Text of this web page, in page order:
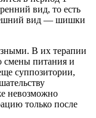
вид, то есть
вид — шишки
В их терапии
питания и
суппозитории,
невозможно
только после